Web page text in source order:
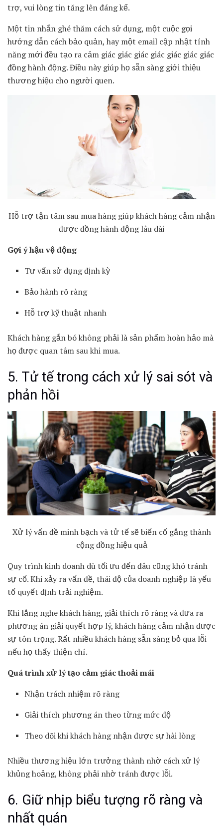
trợ, vui lòng tin tăng lên đáng kể.
Một tin nhắn ghé thăm cách sử dụng, một cuộc gọi
hướng dẫn cách bảo quản, hay một email cập nhật tính
năng mới đều tạo ra cảm giác giác giác giác giác giác giác
đồng hành động. Điều này giúp họ sẵn sàng giới thiệu
thương hiệu cho người quen.
Hỗ trợ tận tâm sau mua hàng giúp khách hàng cảm nhận
được đồng hành động lâu dài
Gợi ý hậu vệ động
Tư vấn sử dụng định kỳ
Bảo hành rõ ràng
Hỗ trợ kỹ thuật nhanh
Khách hàng gắn bó không phải là sản phẩm hoàn hảo mà
họ được quan tâm sau khi mua.
5. Tử tế trong cách xử lý sai sót và
phản hồi
Xử lý vấn đề minh bạch và tử tế sẽ biến cố gắng thành
cộng đồng hiệu quả
Quy trình kinh doanh dù tối ưu đến đâu cũng khó tránh
sự cố. Khi xảy ra vấn đề, thái độ của doanh nghiệp là yếu
tố quyết định trải nghiệm.
Khi lắng nghe khách hàng, giải thích rõ ràng và đưa ra
phương án giải quyết hợp lý, khách hàng cảm nhận được
sự tôn trọng. Rất nhiều khách hàng sẵn sàng bỏ qua lỗi
nếu họ thấy thiện chí.
Quá trình xử lý tạo cảm giác thoải mái
Nhận trách nhiệm rõ ràng
Giải thích phương án theo từng mức độ
Theo dõi khi khách hàng nhận được sự hài lòng
Nhiều thương hiệu lớn trưởng thành nhờ cách xử lý
khủng hoảng, không phải nhờ tránh được lỗi.
6. Giữ nhịp biểu tượng rõ ràng và
nhất quán